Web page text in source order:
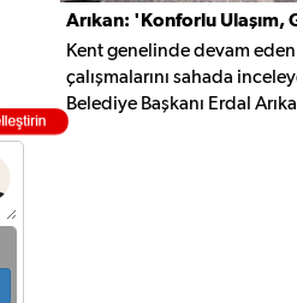
Arıkan: 'Konforlu Ulaşım,
İçin Çalışıyoruz'
Kent genelinde devam
çalışmalarını sahada
Belediye Başkanı Erdal
yapılan çalışmayı değil, o